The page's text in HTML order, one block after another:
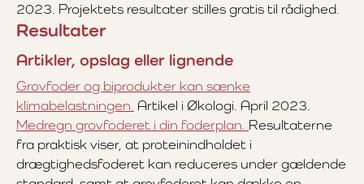
2023. Projektets resultater stilles gratis til rådighed.
Resultater
Artikler, opslag eller lignende
Grovfoder og biprodukter kan sænke
klimabelastningen. Artikel i Økologi. April 2023.
Medregn grovfoderet i din foderplan. Resultaterne
fra praktisk viser, at proteinindholdet i
drægtighedsfoderet kan reduceres under gældende